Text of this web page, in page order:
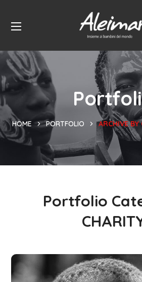
HOME PORTFOLIO ARCHIVE BY
Portfolio